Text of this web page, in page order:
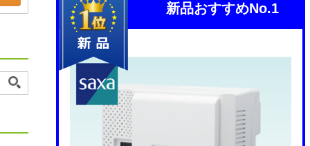
新品おすすめNo.1